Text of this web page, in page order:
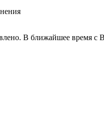
В ближайшее время с